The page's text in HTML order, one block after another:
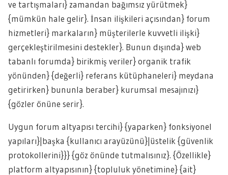
ve tartışmaları} zamandan bağımsız yürütmek}
{mümkün hale gelir}. İnsan ilişkileri açısından} forum
hizmetleri} markaların} müşterilerle kuvvetli ilişki}
gerçekleştirilmesini destekler}. Bunun dışında} web
tabanlı forumda} birikmiş veriler} organik trafik
yönünden} {değerli} referans kütüphaneleri} meydana
getirirken} bununla beraber} kurumsal mesajınızı}
{gözler önüne serir}.
Uygun forum altyapısı tercihi} {yaparken} fonksiyonel
yapıları}|başka {kullanıcı arayüzünü}|üstelik {güvenlik
protokollerini}}} {göz önünde tutmalısınız}. {Özellikle}
platform altyapısının} {topluluk yönetimine} {ait}